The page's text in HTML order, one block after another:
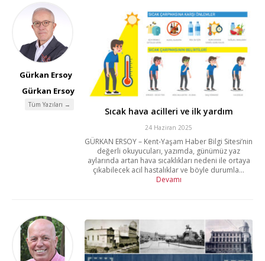
Gürkan Ersoy
Gürkan Ersoy
Tüm Yazıları →
Sıcak hava acilleri ve ilk yardım
24 Haziran 2025
GÜRKAN ERSOY – Kent-Yaşam Haber Bilgi Sitesi’nin
değerli okuyucuları, yazımda, günümüz yaz
aylarında artan hava sıcaklıkları nedeni ile ortaya
çıkabilecek acil hastalıklar ve böyle durumla...
Devamı